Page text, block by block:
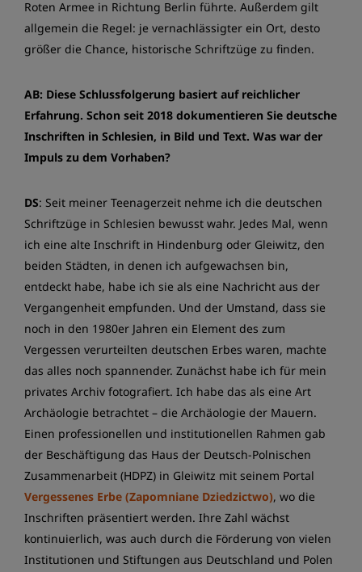
Roten Armee in Richtung Berlin führte. Außerdem gilt
allgemein die Regel: je vernachlässigter ein Ort, desto
größer die Chance, historische Schriftzüge zu finden.
AB: Diese Schlussfolgerung basiert auf reichlicher
Erfahrung. Schon seit 2018 dokumentieren Sie deutsche
Inschriften in Schlesien, in Bild und Text. Was war der
Impuls zu dem Vorhaben?
DS: Seit meiner Teenagerzeit nehme ich die deutschen
Schriftzüge in Schlesien bewusst wahr. Jedes Mal, wenn
ich eine alte Inschrift in Hindenburg oder Gleiwitz, den
beiden Städten, in denen ich aufgewachsen bin,
entdeckt habe, habe ich sie als eine Nachricht aus der
Vergangenheit empfunden. Und der Umstand, dass sie
noch in den 1980er Jahren ein Element des zum
Vergessen verurteilten deutschen Erbes waren, machte
das alles noch spannender. Zunächst habe ich für mein
privates Archiv fotografiert. Ich habe das als eine Art
Archäologie betrachtet – die Archäologie der Mauern.
Einen professionellen und institutionellen Rahmen gab
der Beschäftigung das Haus der Deutsch-Polnischen
Zusammenarbeit (HDPZ) in Gleiwitz mit seinem Portal
Vergessenes Erbe (Zapomniane Dziedzictwo), wo die
Inschriften präsentiert werden. Ihre Zahl wächst
kontinuierlich, was auch durch die Förderung von vielen
Institutionen und Stiftungen aus Deutschland und Polen